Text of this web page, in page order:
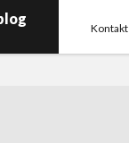
Kontakt